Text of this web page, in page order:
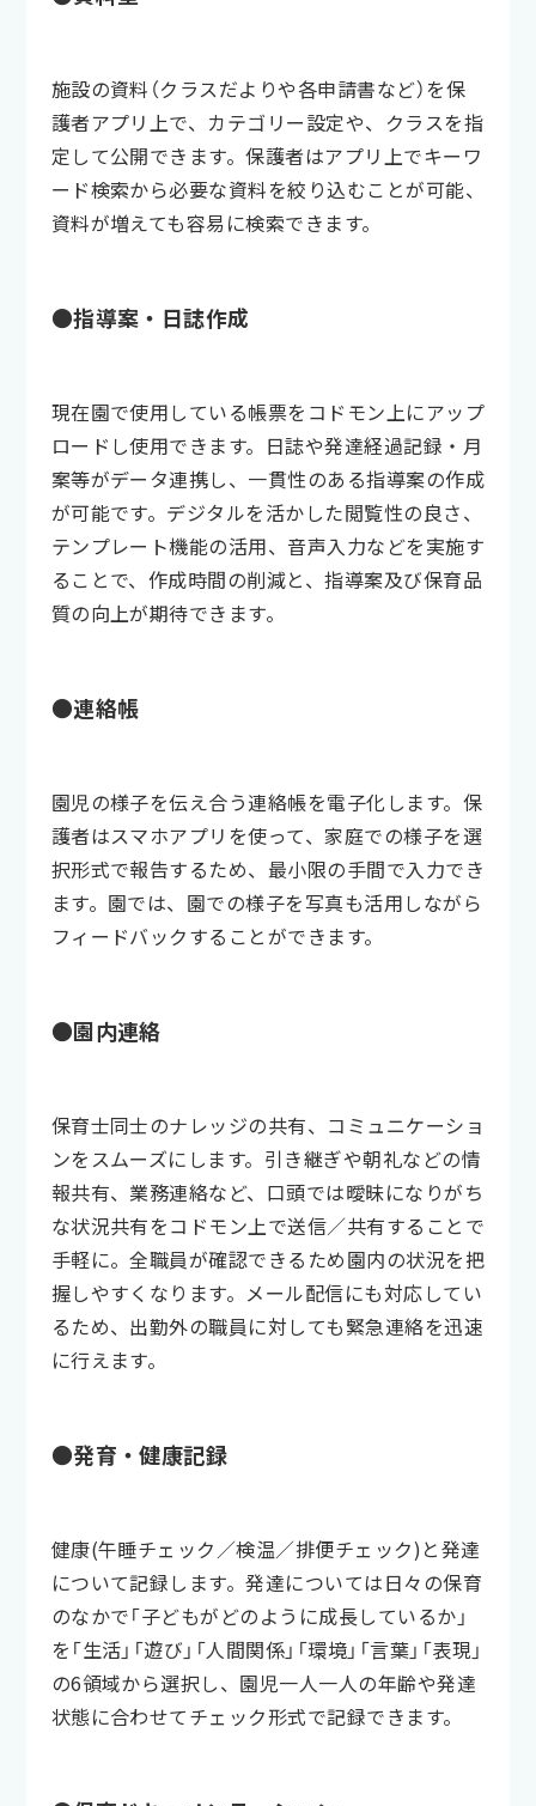
施設の資料（クラスだよりや各申請書など）を保
護者アプリ上で、カテゴリー設定や、クラスを指
定して公開できます。保護者はアプリ上でキーワ
ード検索から必要な資料を絞り込むことが可能、
資料が増えても容易に検索できます。
●指導案・日誌作成
現在園で使用している帳票をコドモン上にアップ
ロードし使用できます。日誌や発達経過記録・月
案等がデータ連携し、一貫性のある指導案の作成
が可能です。デジタルを活かした閲覧性の良さ、
テンプレート機能の活用、音声入力などを実施す
ることで、作成時間の削減と、指導案及び保育品
質の向上が期待できます。
●連絡帳
園児の様子を伝え合う連絡帳を電子化します。保
護者はスマホアプリを使って、家庭での様子を選
択形式で報告するため、最小限の手間で入力でき
ます。園では、園での様子を写真も活用しながら
フィードバックすることができます。
●園内連絡
保育士同士のナレッジの共有、コミュニケーショ
ンをスムーズにします。引き継ぎや朝礼などの情
報共有、業務連絡など、口頭では曖昧になりがち
な状況共有をコドモン上で送信／共有することで
手軽に。全職員が確認できるため園内の状況を把
握しやすくなります。メール配信にも対応してい
るため、出勤外の職員に対しても緊急連絡を迅速
に行えます。
●発育・健康記録
健康(午睡チェック／検温／排便チェック)と発達
について記録します。発達については日々の保育
のなかで「子どもがどのように成長しているか」
を「生活」「遊び」「人間関係」「環境」「言葉」「表現」
の6領域から選択し、園児一人一人の年齢や発達
状態に合わせてチェック形式で記録できます。